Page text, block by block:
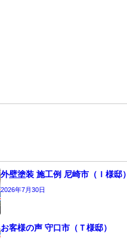
外壁塗装 施工例 尼崎市（Ｉ様邸）
2026年7月30日
お客様の声 守口市（Ｔ様邸）